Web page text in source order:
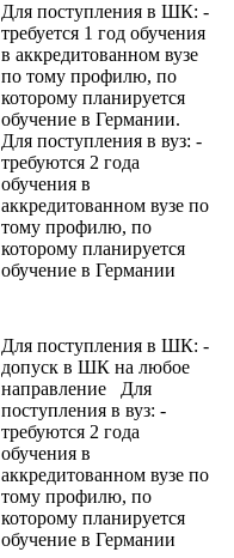
Для поступления в ШК: -
требуется 1 год обучения
в аккредитованном вузе
по тому профилю, по
которому планируется
обучение в Германии.
Для поступления в вуз: -
требуются 2 года
обучения в
аккредитованном вузе по
тому профилю, по
которому планируется
обучение в Германии
Для поступления в ШК: -
допуск в ШК на любое
направление Для
поступления в вуз: -
требуются 2 года
обучения в
аккредитованном вузе по
тому профилю, по
которому планируется
обучение в Германии